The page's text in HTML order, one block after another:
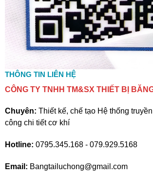
THÔNG TIN LIÊN HỆ
CÔNG TY TNHH TM&SX THIẾT BỊ
Chuyên: Thiết kế, chế tạo Hệ thống
công chi tiết cơ khí
Hotline: 0795.345.168 - 079.929.5168
Email: Bangtailuchong@gmail.com